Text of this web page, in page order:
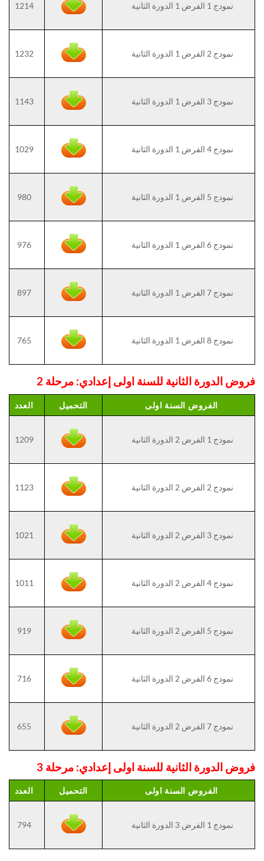
نمودج 1 الفرض 1 الدورة الثانية 1214
نمودج 2 الفرض 1 الدورة الثانية 1232
نمودج 3 الفرض 1 الدورة الثانية 1143
نمودج 4 الفرض 1 الدورة الثانية 1029
نمودج 5 الفرض 1 الدورة الثانية 980
نمودج 6 الفرض 1 الدورة الثانية 976
نمودج 7 الفرض 1 الدورة الثانية 897
نمودج 8 الفرض 1 الدورة الثانية 765
فروض الدورة الثانية للسنة اولى إعدادي: مرحلة 2
الفروض السنة اولى التحميل العدد
نمودج 1 الفرض 2 الدورة الثانية 1209
نمودج 2 الفرض 2 الدورة الثانية 1123
نمودج 3 الفرض 2 الدورة الثانية 1021
نمودج 4 الفرض 2 الدورة الثانية 1011
نمودج 5 الفرض 2 الدورة الثانية 919
نمودج 6 الفرض 2 الدورة الثانية 716
نمودج 7 الفرض 2 الدورة الثانية 655
فروض الدورة الثانية للسنة اولى إعدادي: مرحلة 3
الفروض السنة اولى التحميل العدد
نمودج 1 الفرض 3 الدورة الثانية 794